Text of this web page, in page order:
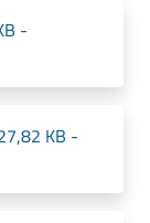
-
KB -